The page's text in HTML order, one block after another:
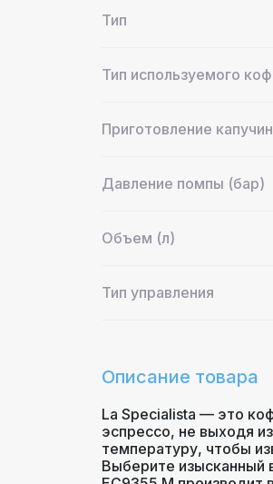
Тип
Тип используемого
Приготовление
Давление помпы (бар)
Объем (л)
Тип управления
Описание товара
La Specialista — это
эспрессо, не выходя
температуру, чтобы
Выберите изысканный